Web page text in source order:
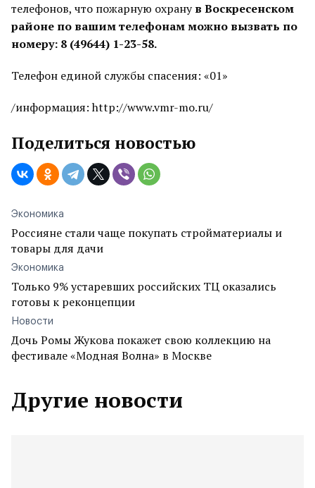
телефонов, что пожарную охранув Воскресенском
районе по вашим телефонам можно вызвать по
номеру: 8 (49644) 1-23-58.
Телефон единой службы спасения: «01»
/информация: http://www.vmr-mo.ru/
Поделиться новостью
Экономика
Россияне стали чаще покупать стройматериалы и
товары для дачи
Экономика
Только 9% устаревших российских ТЦ оказались
готовы к реконцепции
Новости
Дочь Ромы Жукова покажет свою коллекцию на
фестивале «Модная Волна» в Москве
Другие новости